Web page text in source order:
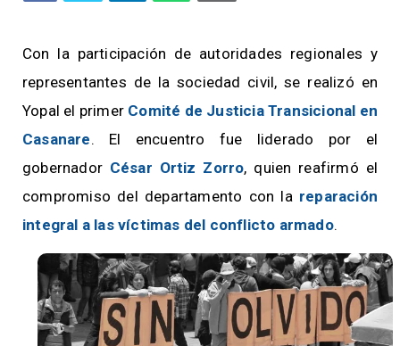
Con la participación de autoridades regionales y
representantes de la sociedad civil, se realizó en
Yopal el primer Comité de Justicia Transicional en
Casanare. El encuentro fue liderado por el
gobernador César Ortiz Zorro, quien reafirmó el
compromiso del departamento con la reparación
integral a las víctimas del conflicto armado.